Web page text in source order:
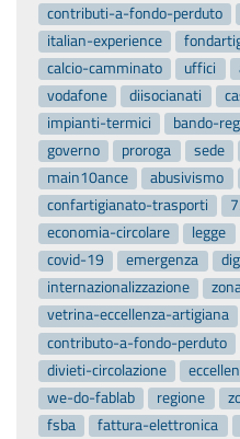
contributi-a-fondo-perduto
italian-experience
calcio-camminato
uffici
vodafone
diisocianati
impianti-termici
bando-
governo
proroga sede
main10ance
abusivismo
confartigianato-trasporti
economia-circolare
legge
covid-19
emergenza
internazionalizzazione
vetrina-eccellenza-artigiana
contributo-a-fondo-perduto
divieti-circolazione
we-do-fablab
regione
fsba
fattura-elettronica